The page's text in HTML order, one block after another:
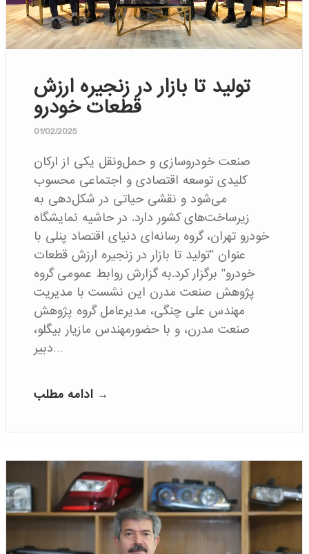
تولید تا بازار در زنجیره ارزش
قطعات خودرو
01/02/2025
صنعت خودروسازی و حمل‌ونقل یکی از ارکان
کلیدی توسعه اقتصادی و اجتماعی محسوب
می‌شود و نقشی حیاتی در شکل‌دهی به
زیرساخت‌های کشور دارد. در حاشیه نمایشگاه
خودرو تهران، گروه رسانه‌ای دنیای اقتصاد پنلی با
عنوان "تولید تا بازار در زنجیره ارزش قطعات
خودرو" برگزار کرد.به گزارش روابط عمومی گروه
پژوهش صنعت مدرن این نشست با مدیریت
مهندس علی چنگی، مدیرعامل گروه پژوهش
صنعت مدرن، و با حضورمهندس مازیار بیگلو،
دبیر…
ادامه مطلب →